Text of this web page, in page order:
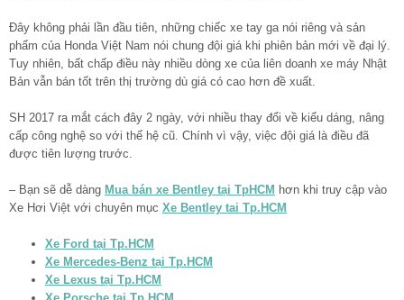
Đây không phải lần đầu tiên, những chiếc xe tay ga nói riêng và sản
phẩm của Honda Việt Nam nói chung đội giá khi phiên bản mới về đại lý.
Tuy nhiên, bất chấp điều này nhiều dòng xe của liên doanh xe máy Nhật
Bản vẫn bán tốt trên thị trường dù giá có cao hơn đề xuất.
SH 2017 ra mắt cách đây 2 ngày, với nhiều thay đổi về kiểu dáng, nâng
cấp công nghệ so với thế hệ cũ. Chính vì vậy, việc đội giá là điều đã
được tiên lượng trước.
– Bạn sẽ dễ dàng Mua bán xe Bentley tại TpHCM hơn khi truy cập vào
Xe Hơi Việt với chuyên mục Xe Bentley tai Tp.HCM
Xe Ford tại Tp.HCM
Xe Mercedes-Benz tại Tp.HCM
Xe Lexus tại Tp.HCM